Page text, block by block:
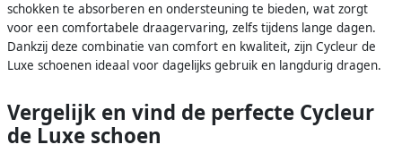
schokken te absorberen en ondersteuning te bieden, wat zorgt
voor een comfortabele draagervaring, zelfs tijdens lange dagen.
Dankzij deze combinatie van comfort en kwaliteit, zijn Cycleur de
Luxe schoenen ideaal voor dagelijks gebruik en langdurig dragen.
Vergelijk en vind de perfecte Cycleur
de Luxe schoen